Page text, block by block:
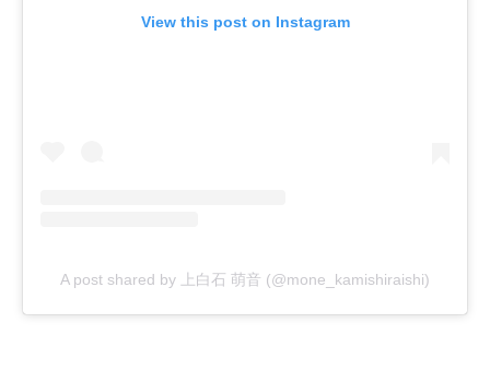
View this post on Instagram
A post shared by 上白石 萌音 (@mone_kamishiraishi)